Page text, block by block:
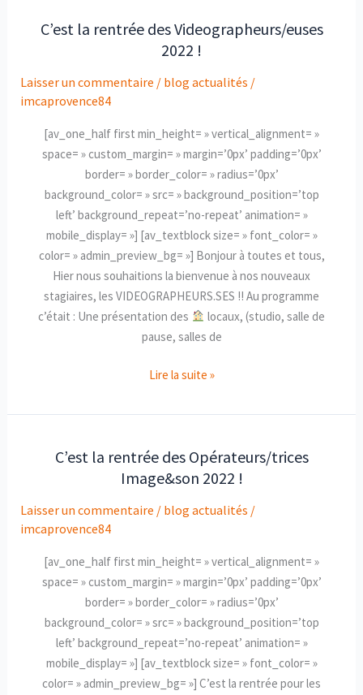
C’est la rentrée des Videographeurs/euses
2022 !
Laisser un commentaire / blog actualités /
imcaprovence84
[av_one_half first min_height= » vertical_alignment= »
space= » custom_margin= » margin=’0px’ padding=’0px’
border= » border_color= » radius=’0px’
background_color= » src= » background_position=’top
left’ background_repeat=’no-repeat’ animation= »
mobile_display= »] [av_textblock size= » font_color= »
color= » admin_preview_bg= »] Bonjour à toutes et tous,
Hier nous souhaitions la bienvenue à nos nouveaux
stagiaires, les VIDEOGRAPHEURS.SES !! Au programme
c’était : Une présentation des
locaux, (studio, salle de
pause, salles de
C’est
des
2022
!
Lire la suite »
C’est la rentrée des Opérateurs/trices
Image&son 2022 !
Laisser un commentaire / blog actualités /
imcaprovence84
[av_one_half first min_height= » vertical_alignment= »
space= » custom_margin= » margin=’0px’ padding=’0px’
border= » border_color= » radius=’0px’
background_color= » src= » background_position=’top
left’ background_repeat=’no-repeat’ animation= »
mobile_display= »] [av_textblock size= » font_color= »
color= » admin_preview_bg= »] C’est la rentrée pour les
C’est
la
des
Image&son
2022
!